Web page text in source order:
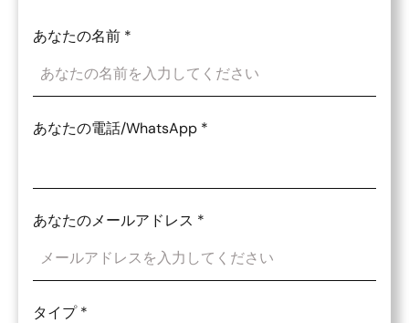
あなたの名前 *
あなたの電話/WhatsApp *
あなたのメールアドレス *
タイプ *